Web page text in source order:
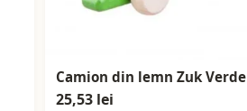
Camion din lemn Zuk Verde
25,53 lei